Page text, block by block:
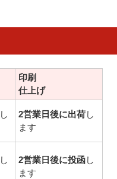
印刷
仕上げ
し
2営業日後に出荷し
ます
し
2営業日後に投函し
ます